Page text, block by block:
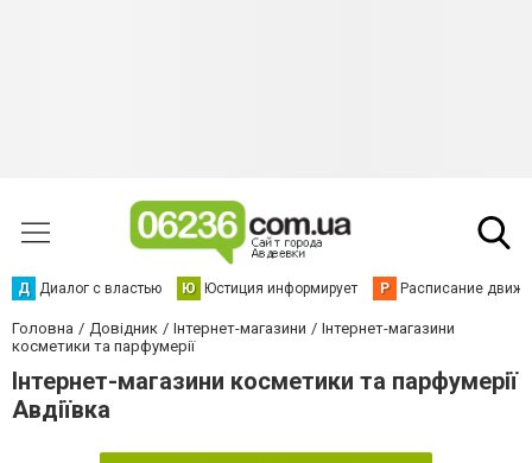
Д Диалог с властью Ю Юстиция информирует Р Расписание
Головна Довідник Інтернет-магазини
Інтернет-магазини
косметики та парфумерії
Інтернет-магазини косметики та парфумерії
Авдіївка